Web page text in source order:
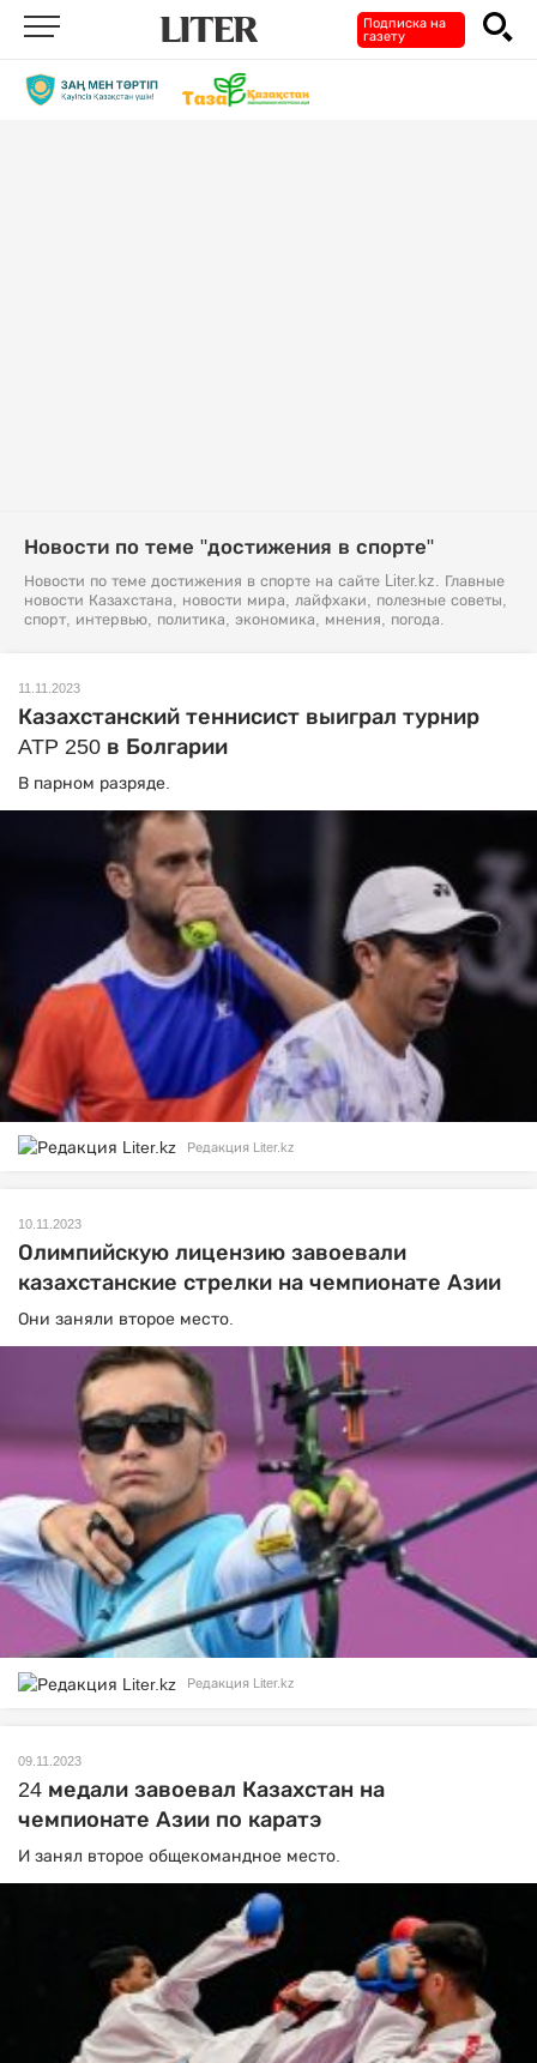
Подписка на
газету
Новости по теме "достижения в спорте"
Новости по теме достижения в спорте на сайте Liter.kz. Главные
новости Казахстана, новости мира, лайфхаки, полезные советы,
спорт, интервью, политика, экономика, мнения, погода.
11.11.2023
Казахстанский теннисист выиграл турнир
ATP 250 в Болгарии
В парном разряде.
Редакция Liter.kz
10.11.2023
Олимпийскую лицензию завоевали
казахстанские стрелки на чемпионате Азии
Они заняли второе место.
Редакция Liter.kz
09.11.2023
24 медали завоевал Казахстан на
чемпионате Азии по каратэ
И занял второе общекомандное место.